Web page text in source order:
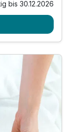
bis 30.12.2026